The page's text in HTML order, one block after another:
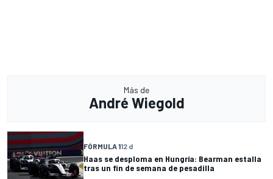
Más de
André Wiegold
FÓRMULA 112 d
Haas se desploma en Hungría: Bearman estalla
tras un fin de semana de pesadilla